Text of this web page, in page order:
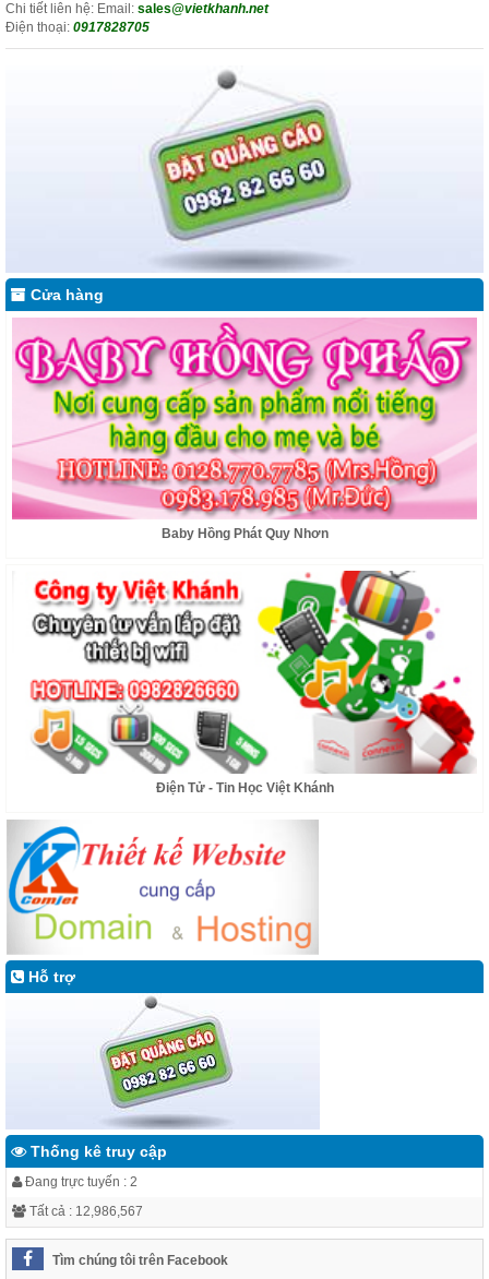
Chi tiết liên hệ: Email: sales@vietkhanh.net
Điện thoại: 0917828705
Cửa hàng
hàng đầu cho mẹ và bé
Baby Hồng Phát Quy Nhơn
Chúng tôi chuyên cung cấp thiết bị lắp đặt internet và modem wifi, tư vấn lắp
Điện Tử - Tin Học Việt Khánh
Hỗ trợ
Thống kê truy cập
Đang trực tuyến : 2
Tất cả : 12,986,567
Tìm chúng tôi trên Facebook